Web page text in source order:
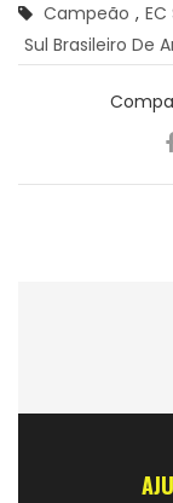
Campeão ,
Sul Brasileiro De